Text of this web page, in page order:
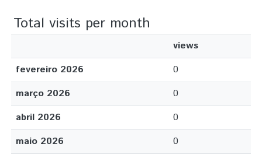
Total visits per month
views
fevereiro 2026
0
março 2026
0
abril 2026
0
maio 2026
0